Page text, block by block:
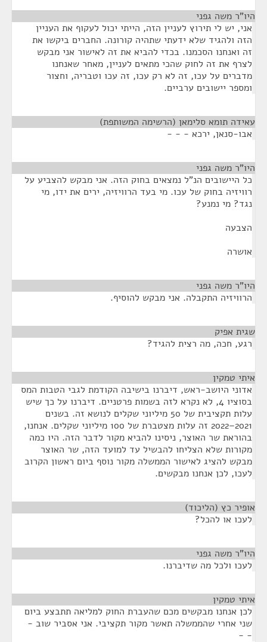
היו"ר משה גפני
אני, יש לי תירוץ לעניין הזה, הייתי יכול לעקוף את העניין
הזה ולהגיד שלא ידעתי שתהיה קורונה. החברים ביקשו את
זה ואנחנו הסכמנו. בכדי להביא את זה לאישור אני מבקש
לצרף את זה לחוק שהכי מתאים לעניין, מאחר שאנחנו
מדברים על עכו, זה לא רק עכו, זה עכו וטבריה, וחצור
ומספר יישובים ערביים.
עאידה תומא סלימאן (הרשימה המשותפת)
אבו-סנאן, ירכא - - -
היו"ר משה גפני
כל היישובים הנ"ל נמצאים בחוק הזה. אני מבקש להצביע על
רוויזיה בחוק של עכו. מי בעד הרוויזיה, ירים את ידו, מי
נגד? מי נמנע?
הצבעה
אושרה
היו"ר משה גפני
הרוויזיה התקבלה. אני מבקש להוסיף.
שגית אפיק
רגע, חכה, מה רצית להגיד?
איתי טמקין
אדוני היושב-ראש, דיברנו בישיבה הקודמת לגבי הטבות המס
בסוציו 4, לא נקרא לזה בשמות פרטניים. דיברנו על כך שיש
עלות תקציבית של 50 מיליוני שקלים לנושא זה. בשנים
2021–2022 זה עלות מצטברת של 100 מיליוני שקלים. אנחנו,
בהוראת שר האוצר, ניסינו להביא מקור לדבר הזה. היו כמה
מקורות שלא הצליחו להבשיל עד למועד הזה, שר האוצר
מבקש להציג לאישור הממשלה מקור נוסף ביום ראשון הקרוב
לעכו, לכן אנחנו מבקשים.
אופיר כץ (הליכוד)
לעכו או להכל?
היו"ר משה גפני
לעכו ולכל מה שדיברנו.
איתי טמקין
לכן אנחנו מבקשים מכם שהעברת החוק למליאה תתבצע ביום
שני אחרי שהממשלה תאשר מקור תקציבי. אני אסביר שוב -
- -